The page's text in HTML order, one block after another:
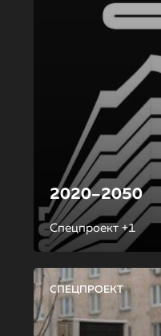
2020–2050
Спецпроект +1
СПЕЦПРОЕКТ